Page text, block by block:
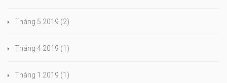
Tháng 5 2019 (2)
Tháng 4 2019 (1)
Tháng 1 2019 (1)